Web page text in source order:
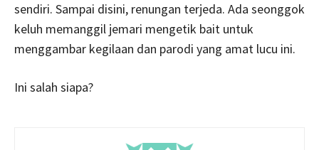
sendiri. Sampai disini, renungan terjeda. Ada seonggok
keluh memanggil jemari mengetik bait untuk
menggambar kegilaan dan parodi yang amat lucu ini.
Ini salah siapa?